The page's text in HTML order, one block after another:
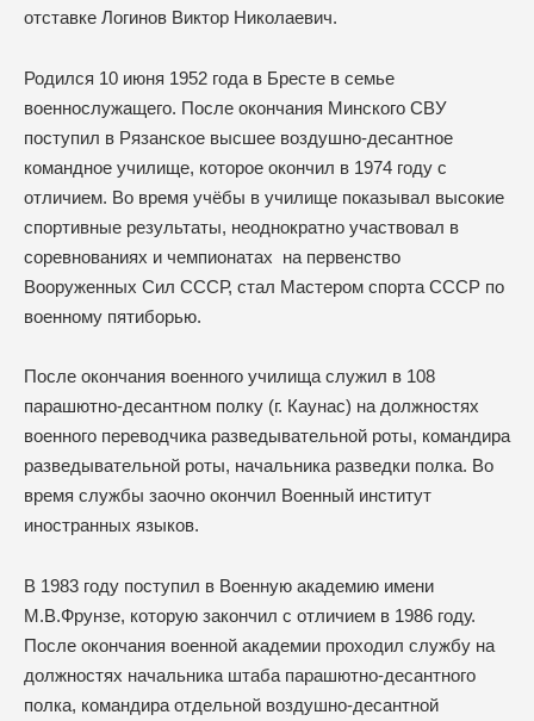
отставке Логинов Виктор Николаевич.
Родился 10 июня 1952 года в Бресте в семье
военнослужащего. После окончания Минского СВУ
поступил в Рязанское высшее воздушно-десантное
командное училище, которое окончил в 1974 году с
отличием. Во время учёбы в училище показывал высокие
спортивные результаты, неоднократно участвовал в
соревнованиях и чемпионатах на первенство
Вооруженных Сил СССР, стал Мастером спорта СССР по
военному пятиборью.
После окончания военного училища служил в 108
парашютно-десантном полку (г. Каунас) на должностях
военного переводчика разведывательной роты, командира
разведывательной роты, начальника разведки полка. Во
время службы заочно окончил Военный институт
иностранных языков.
В 1983 году поступил в Военную академию имени
М.В.Фрунзе, которую закончил с отличием в 1986 году.
После окончания военной академии проходил службу на
должностях начальника штаба парашютно-десантного
полка, командира отдельной воздушно-десантной